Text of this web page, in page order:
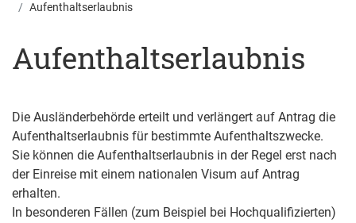
Aufenthaltserlaubnis
Aufenthaltserlaubnis
Die Ausländerbehörde erteilt und verlängert auf Antrag die
Aufenthaltserlaubnis für bestimmte Aufenthaltszwecke.
Sie können die Aufenthaltserlaubnis in der Regel erst nach
der Einreise mit einem nationalen Visum auf Antrag
erhalten.
In besonderen Fällen (zum Beispiel bei Hochqualifizierten)